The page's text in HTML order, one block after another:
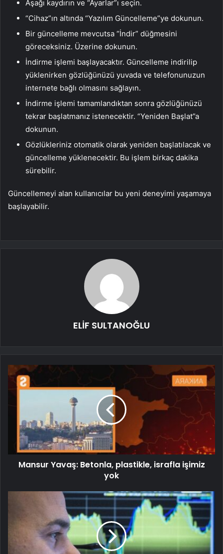
Aşağı kaydırın ve “Ayarlar”ı seçin.
“Cihaz”ın altında “Yazılım Güncelleme”ye dokunun.
Bir güncelleme mevcutsa “İndir” düğmesini
göreceksiniz. Üzerine dokunun.
İndirme işlemi başlayacaktır. Güncelleme indirilip
yüklenirken gözlüğünüzü yuvada ve telefonunuzun
internete bağlı olmasını sağlayın.
İndirme işlemi tamamlandıktan sonra gözlüğünüzü
tekrar başlatmanız istenecektir. “Yeniden Başlat”a
dokunun.
Gözlükleriniz otomatik olarak yeniden başlatılacak ve
güncelleme yüklenecektir. Bu işlem birkaç dakika
sürebilir.
Güncellemeyi alan kullanıcılar bu yeni deneyimi yaşamaya
başlayabilir.
ELİF SULTANOĞLU
Mansur Yavaş: Betonla, plastikle, israfla işimiz
yok